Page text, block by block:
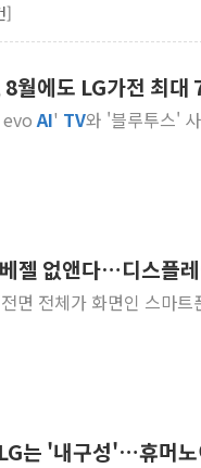
]
월에도 LG가전 최대
evoAI' TV와 '블루투스'
젤 없앤다…디스플
면 전체가 화면인 스마
는 '내구성'…휴머노